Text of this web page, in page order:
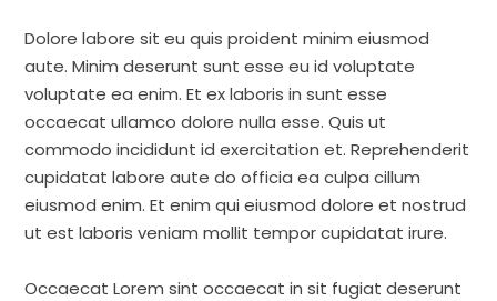
Dolore labore sit eu quis proident minim eiusmod
aute. Minim deserunt sunt esse eu id voluptate
voluptate ea enim. Et ex laboris in sunt esse
occaecat ullamco dolore nulla esse. Quis ut
commodo incididunt id exercitation et. Reprehenderit
cupidatat labore aute do officia ea culpa cillum
eiusmod enim. Et enim qui eiusmod dolore et nostrud
ut est laboris veniam mollit tempor cupidatat irure.
Occaecat Lorem sint occaecat in sit fugiat deserunt